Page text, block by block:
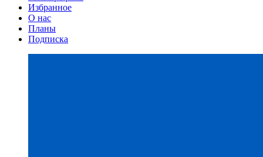
Избранное
О нас
Планы
Подписка